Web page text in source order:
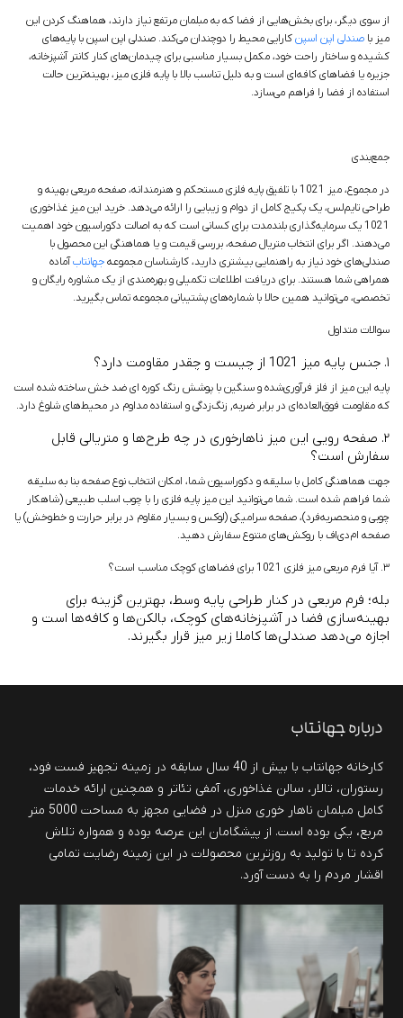
از سوی دیگر، برای بخش‌هایی از فضا که به مبلمان مرتفع نیاز دارند، هماهنگ کردن این
میز با صندلی اپن اسپنکارایی محیط را دوچندان می‌کند. صندلی اپن اسپن با پایه‌های
کشیده و ساختار راحت خود، مکمل بسیار مناسبی برای چیدمان‌های کنار کانتر آشپزخانه،
جزیره یا فضاهای کافه‌ای است و به دلیل تناسب بالا با پایه فلزی میز، بهینه‌ترین حالت
استفاده از فضا را فراهم می‌سازد.
جمع‌بندی
در مجموع، میز 1021 با تلفیق پایه فلزی مستحکم و هنرمندانه، صفحه مربعی بهینه و
طراحی تایم‌لس، یک پکیج کامل از دوام و زیبایی را ارائه می‌دهد. خرید این میز غذاخوری
1021 یک سرمایه‌گذاری بلندمدت برای کسانی است که به اصالت دکوراسیون خود اهمیت
می‌دهند. اگر برای انتخاب متریال صفحه، بررسی قیمت و یا هماهنگی این محصول با
صندلی‌های خود نیاز به راهنمایی بیشتری دارید، کارشناسان مجموعهجهانتابآماده
همراهی شما هستند. برای دریافت اطلاعات تکمیلی و بهره‌مندی از یک مشاوره رایگان و
تخصصی، می‌توانید همین حالا با شماره‌های پشتیبانی مجموعه تماس بگیرید.
سوالات متداول
۱. جنس پایه میز 1021 از چیست و چقدر مقاومت دارد؟
پایه این میز از فلز فرآوری‌شده و سنگین با پوشش رنگ کوره ای ضد خش ساخته شده است
که مقاومت فوق‌العاده‌ای در برابر ضربه, زنگ‌زدگی و استفاده مداوم در محیط‌های شلوغ دارد.
۲. صفحه رویی این میز ناهارخوری در چه طرح‌ها و متریالی قابل
سفارش است؟
جهت هماهنگی کامل با سلیقه و دکوراسیون شما، امکان انتخاب نوع صفحه بنا به سلیقه
شما فراهم شده است. شما می‌توانید این میز پایه فلزی را با چوب اسلب طبیعی (شاهکار
چوبی و منحصربه‌فرد)، صفحه سرامیکی (لوکس و بسیار مقاوم در برابر حرارت و خط‌وخش) یا
صفحه ام‌دی‌اف با روکش‌های متنوع سفارش دهید.
۳. آیا فرم مربعی میز فلزی 1021 برای فضاهای کوچک مناسب است؟
بله؛ فرم مربعی در کنار طراحی پایه وسط، بهترین گزینه برای
بهینه‌سازی فضا در آشپزخانه‌های کوچک، بالکن‌ها و کافه‌ها است و
اجازه می‌دهد صندلی‌ها کاملا زیر میز قرار بگیرند.
درباره جهانتاب
کارخانه جهانتاب با بیش از 40 سال سابقه در زمینه تجهیز فست فود،
رستوران، تالار، سالن غذاخوری، آمفی تئاتر و همچنین ارائه خدمات
کامل مبلمان ناهار خوری منزل در فضایی مجهز به مساحت 5000 متر
مربع، یکی بوده است. از پیشگامان این عرصه بوده و همواره تلاش
کرده تا با تولید به روزترین محصولات در این زمینه رضایت تمامی
اقشار مردم را به دست آورد.